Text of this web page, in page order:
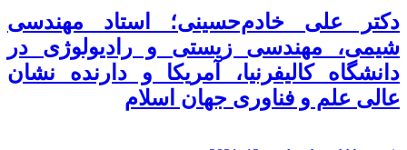
دکتر علی خادم‌حسینی؛ استاد مهندسی
شیمی، مهندسی زیستی و رادیولوژی در
دانشگاه کالیفرنیا، آمریکا و دارنده نشان
عالی علم و فناوری جهان اسلام